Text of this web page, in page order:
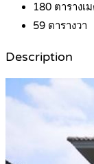
180 ตารางเ
59 ตารางวา
Description